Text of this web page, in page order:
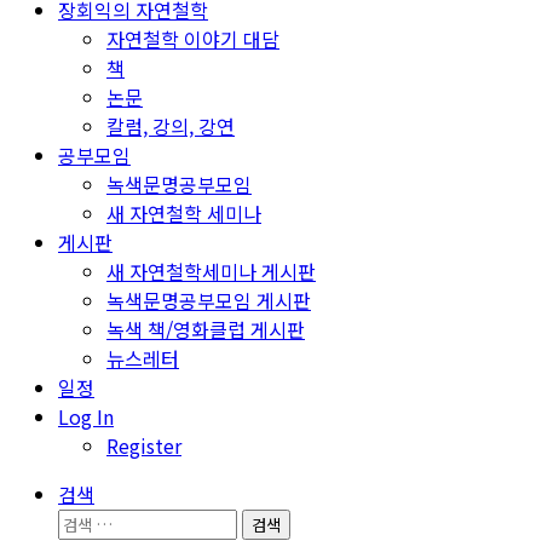
장회익의 자연철학
자연철학 이야기 대담
책
논문
칼럼, 강의, 강연
공부모임
녹색문명공부모임
새 자연철학 세미나
게시판
새 자연철학세미나 게시판
녹색문명공부모임 게시판
녹색 책/영화클럽 게시판
뉴스레터
일정
Log In
Register
검색
검